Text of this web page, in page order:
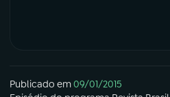
Publicado em09/01/2015